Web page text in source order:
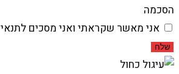
הסכמה
אני מאשר שקראתי ואני מסכים לתנאי
שלח